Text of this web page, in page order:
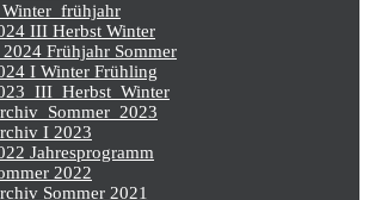
III Herbst Winter
Frühjahr Sommer
I Winter Frühling
I 2023
Jahresprogramm
2022
Sommer 2021